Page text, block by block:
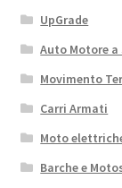
UpGrade
Auto Motore a
Movimento
Carri Armati
Moto
Barche e